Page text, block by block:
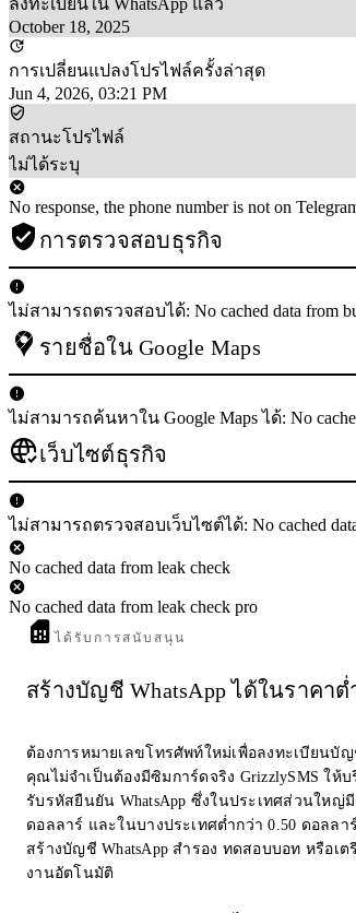
October 18, 2025
การเปลี่ยนแปลงโปรไฟล์ครั้งล่าสุด
Jun 4, 2026, 03:21 PM
สถานะโปรไฟล์
ไม่ได้ระบุ
No response, the phone number is not on
การตรวจสอบธุรกิจ
ไม่สามารถตรวจสอบได้: No cached data from
รายชื่อใน Google Maps
ไม่สามารถค้นหาใน Google Maps ได้: No
เว็บไซต์ธุรกิจ
ไม่สามารถตรวจสอบเว็บไซต์ได้: No cached
No cached data from leak check
No cached data from leak check pro
ได้รับการสนับสนุน
สร้างบัญชี WhatsApp ได้ในราคาต่
ต้องการหมายเลขโทรศัพท์ใหม่เพื่อลงทะเบียนบัญ
คุณไม่จำเป็นต้องมีซิมการ์ดจริง GrizzlySMS ให้
รับรหัสยืนยัน WhatsApp ซึ่งในประเทศส่วนใหญ่
ดอลลาร์ และในบางประเทศต่ำกว่า 0.50 ดอลลา
สร้างบัญชี WhatsApp สำรอง ทดสอบบอท หรือเ
งานอัตโนมัติ